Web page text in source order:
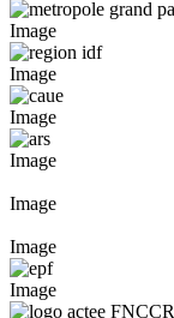
Image
Image
Image
Image
Image
Image
Image